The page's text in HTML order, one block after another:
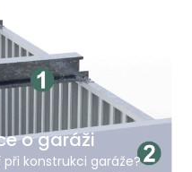
o garáži
konstrukci garáže?